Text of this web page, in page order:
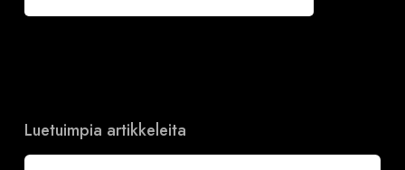
Luetuimpia artikkeleita